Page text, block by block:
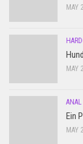
MAY
MAY
ANAL
Ein
MAY